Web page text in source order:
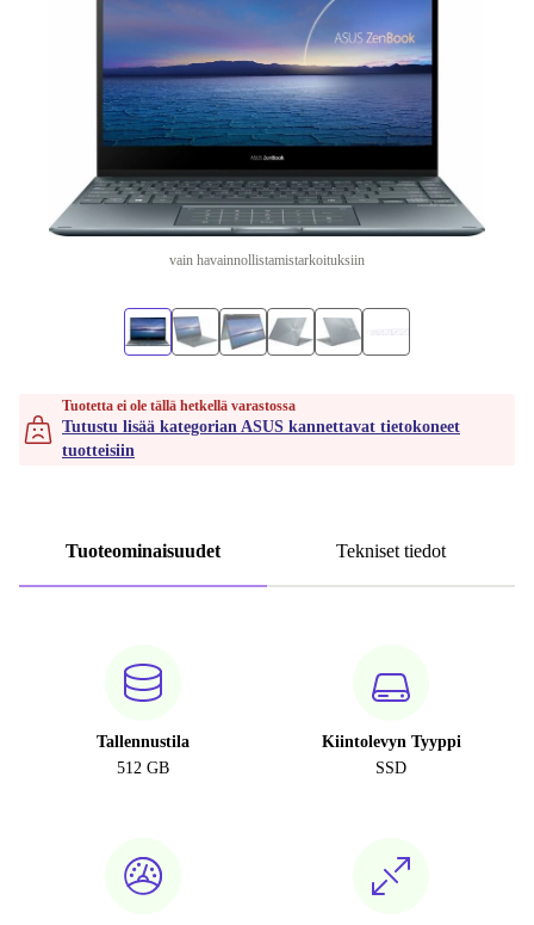
vain havainnollistamistarkoituksiin
Tuotetta ei ole tällä hetkellä varastossa
Tutustu lisää kategorian ASUS kannettavat tietokoneet
tuotteisiin
Tuoteominaisuudet Tekniset tiedot
Tallennustila
512 GB
Kiintolevyn Tyyppi
SSD